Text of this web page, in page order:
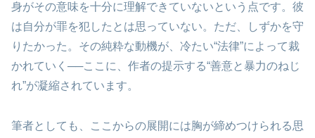
身がその意味を十分に理解できていないという点です。彼
は自分が罪を犯したとは思っていない。ただ、しずかを守
りたかった。その純粋な動機が、冷たい“法律”によって裁
かれていく──ここに、作者の提示する“善意と暴力のねじ
れ”が凝縮されています。
筆者としても、ここからの展開には胸が締めつけられる思